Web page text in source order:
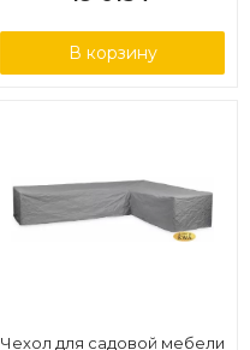
В корзину
Чехол для садовой мебели